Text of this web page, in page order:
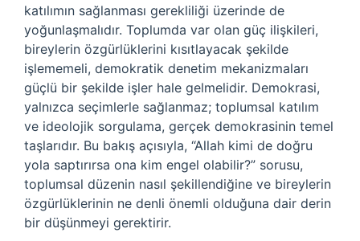
katılımın sağlanması gerekliliği üzerinde de
yoğunlaşmalıdır. Toplumda var olan güç ilişkileri,
bireylerin özgürlüklerini kısıtlayacak şekilde
işlememeli, demokratik denetim mekanizmaları
güçlü bir şekilde işler hale gelmelidir. Demokrasi,
yalnızca seçimlerle sağlanmaz; toplumsal katılım
ve ideolojik sorgulama, gerçek demokrasinin temel
taşlarıdır. Bu bakış açısıyla, “Allah kimi de doğru
yola saptırırsa ona kim engel olabilir?” sorusu,
toplumsal düzenin nasıl şekillendiğine ve bireylerin
özgürlüklerinin ne denli önemli olduğuna dair derin
bir düşünmeyi gerektirir.